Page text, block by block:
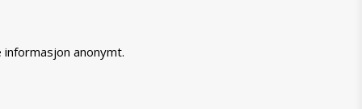
anonymt.